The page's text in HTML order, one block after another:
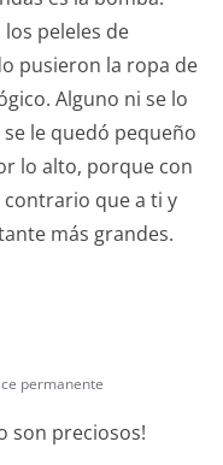
peleles de
pusieron la ropa de
Alguno ni se lo
le quedó pequeño
lo alto, porque con
contrario que a ti y
más grandes.
permanente
son preciosos!